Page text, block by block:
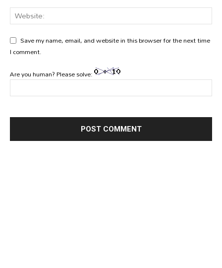
Save my name, email, and website in this browser for the next time
I comment.
Are you human? Please solve: